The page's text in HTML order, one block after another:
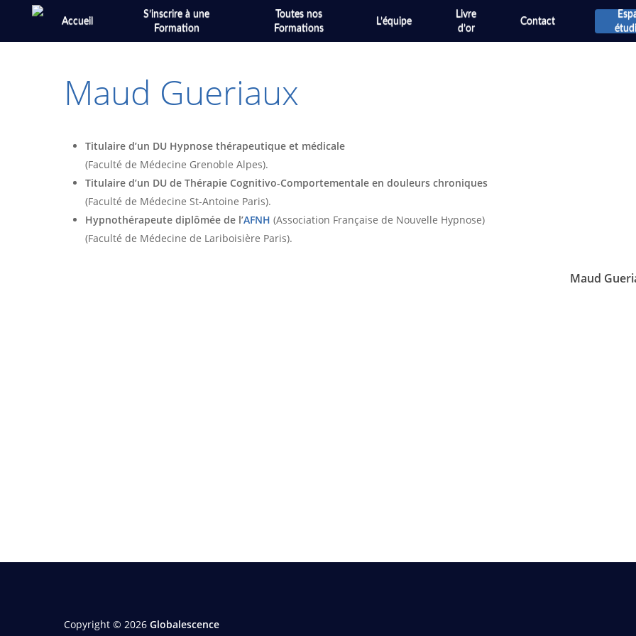
main
Accueil
S’inscrire à une
Formation
Toutes nos
Formations
L’équipe
Livre
d’or
Contact
Maud Gueriaux
Titulaire d’un DU Hypnose thérapeutique et médicale
(Faculté de Médecine Grenoble Alpes).
Titulaire d’un DU de Thérapie Cognitivo-Comportementale en douleurs chroniques
(Faculté de Médecine St-Antoine Paris).
Hypnothérapeute diplômée de l’AFNH (Association Française de Nouvelle Hypnose)
(Faculté de Médecine de Lariboisière Paris).
Maud
Copyright © 2026 Globalescence